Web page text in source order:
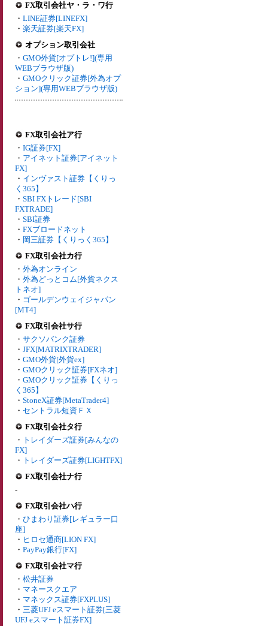
FX取引会社ヤ・ラ・ワ行
・ LINE証券[LINEFX]
・ 楽天証券[楽天FX]
オプション取引会社
・ GMO外貨[オプトレ!](専用
WEBブラウザ版)
・ GMOクリック証券[外為オプ
ション](専用WEBブラウザ版)
FX取引会社ア行
・ IG証券[FX]
・ アイネット証券[アイネット
FX]
・ インヴァスト証券【くりっ
く365】
・ SBI FXトレード[SBI
FXTRADE]
・ SBI証券
・ FXブロードネット
・ 岡三証券【くりっく365】
FX取引会社カ行
・ 外為オンライン
・ 外為どっとコム[外貨ネクス
トネオ]
・ ゴールデンウェイジャパン
[MT4]
FX取引会社サ行
・ サクソバンク証券
・ JFX[MATRIXTRADER]
・ GMO外貨[外貨ex]
・ GMOクリック証券[FXネオ]
・ GMOクリック証券【くりっ
く365】
・ StoneX証券[MetaTrader4]
・ セントラル短資ＦＸ
FX取引会社タ行
・ トレイダーズ証券[みんなの
FX]
・ トレイダーズ証券[LIGHTFX]
FX取引会社ナ行
-
FX取引会社ハ行
・ ひまわり証券[レギュラー口
座]
・ ヒロセ通商[LION FX]
・ PayPay銀行[FX]
FX取引会社マ行
・ 松井証券
・ マネースクエア
・ マネックス証券[FXPLUS]
・ 三菱UFJ eスマート証券[三菱
UFJ eスマート証券FX]